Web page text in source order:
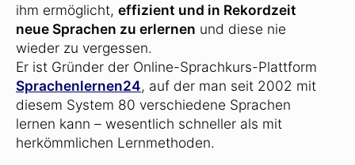
ihm ermöglicht, effizient und in Rekordzeit
neue Sprachen zu erlernen und diese nie
wieder zu vergessen.
Er ist Gründer der Online-Sprachkurs-Plattform
Sprachenlernen24, auf der man seit 2002 mit
diesem System 80 verschiedene Sprachen
lernen kann – wesentlich schneller als mit
herkömmlichen Lernmethoden.